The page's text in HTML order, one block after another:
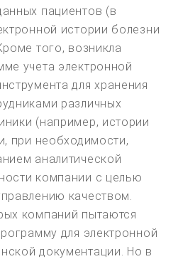
пациентов (в
истории болезни
того, возникла
учета электронной
для хранения
различных
(например, истории
при необходимости,
аналитической
компании с целью
качеством.
компаний пытаются
для электронной
документации. Но в